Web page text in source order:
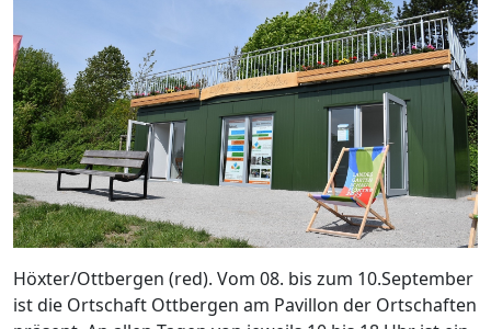
Höxter/Ottbergen (red). Vom 08. bis zum 10.September
ist die Ortschaft Ottbergen am Pavillon der Ortschaften